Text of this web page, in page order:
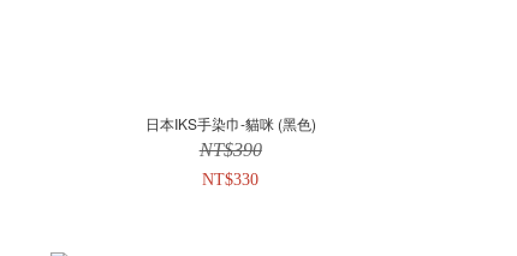
日本IKS手染巾-貓咪 (黑色)
NT$390
NT$330